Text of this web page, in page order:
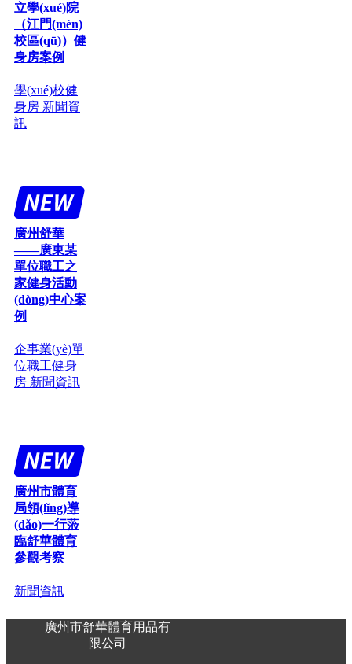
立學(xué)院
（江門(mén)
校區(qū)）健
身房案例
學(xué)校健
身房 新聞資
訊
廣州舒華
——廣東某
單位職工之
家健身活動
(dòng)中心案
例
企事業(yè)單
位職工健身
房 新聞資訊
廣州市體育
局領(lǐng)導
(dǎo)一行蒞
臨舒華體育
參觀考察
新聞資訊
廣州市舒華體育用品有
限公司